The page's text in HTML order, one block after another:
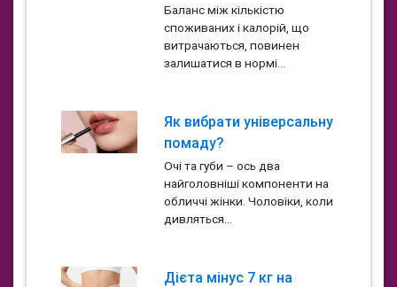
Баланс між кількістю
споживаних і калорій, що
витрачаються, повинен
залишатися в нормі...
Як вибрати універсальну
помаду?
Очі та губи – ось два
найголовніші компоненти на
обличчі жінки. Чоловіки, коли
дивляться...
Дієта мінус 7 кг на